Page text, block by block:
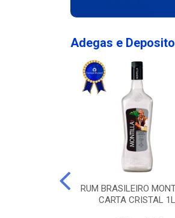
Adegas e
RUM BRASILEIRO
CARTA CRISTAL 1L